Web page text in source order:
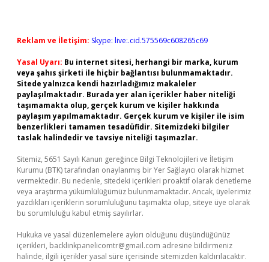
Reklam ve İletişim: Skype: live:.cid.575569c608265c69
Yasal Uyarı: Bu internet sitesi, herhangi bir marka, kurum
veya şahıs şirketi ile hiçbir bağlantısı bulunmamaktadır.
Sitede yalnızca kendi hazırladığımız makaleler
paylaşılmaktadır. Burada yer alan içerikler haber niteliği
taşımamakta olup, gerçek kurum ve kişiler hakkında
paylaşım yapılmamaktadır. Gerçek kurum ve kişiler ile isim
benzerlikleri tamamen tesadüfidir. Sitemizdeki bilgiler
taslak halindedir ve tavsiye niteliği taşımazlar.
Sitemiz, 5651 Sayılı Kanun gereğince Bilgi Teknolojileri ve İletişim
Kurumu (BTK) tarafından onaylanmış bir Yer Sağlayıcı olarak hizmet
vermektedir. Bu nedenle, sitedeki içerikleri proaktif olarak denetleme
veya araştırma yükümlülüğümüz bulunmamaktadır. Ancak, üyelerimiz
yazdıkları içeriklerin sorumluluğunu taşımakta olup, siteye üye olarak
bu sorumluluğu kabul etmiş sayılırlar.
Hukuka ve yasal düzenlemelere aykırı olduğunu düşündüğünüz
içerikleri, backlinkpanelicomtr@gmail.com adresine bildirmeniz
halinde, ilgili içerikler yasal süre içerisinde sitemizden kaldırılacaktır.